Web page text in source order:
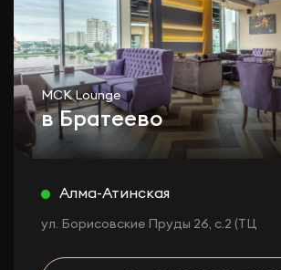
МСК Lounge
в Братеево
Алма-Атинская
ул. Борисовские Пруды 26, с.2 (ТЦ